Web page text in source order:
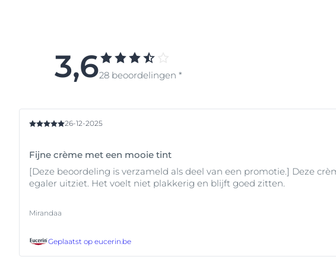
voorzien in de behoeften van de
acnegevoelige huid en de zongevoelige
pigmentvlekken camoufleren.
3,628 beoordelingen *
26-12-2025
Fijne crème met een mooie tint
[Deze beoordeling is verzameld als deel van een promotie.] Deze
egaler uitziet. Het voelt niet plakkerig en blijft goed zitten.
Mirandaa
Geplaatst op eucerin.be